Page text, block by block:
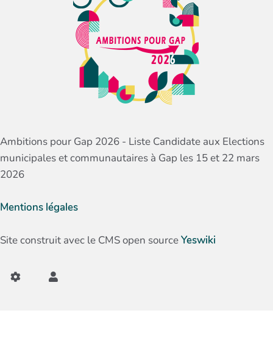
Ambitions pour Gap 2026 - Liste Candidate aux Elections
municipales et communautaires à Gap les 15 et 22 mars
2026
Mentions légales
Site construit avec le CMS open sourceYeswiki